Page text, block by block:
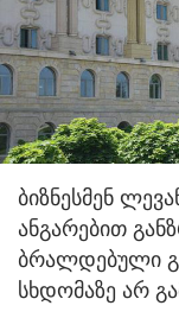
ბიზნესმენ
ანგარებით
ბრალდებული
სხდომაზე არ